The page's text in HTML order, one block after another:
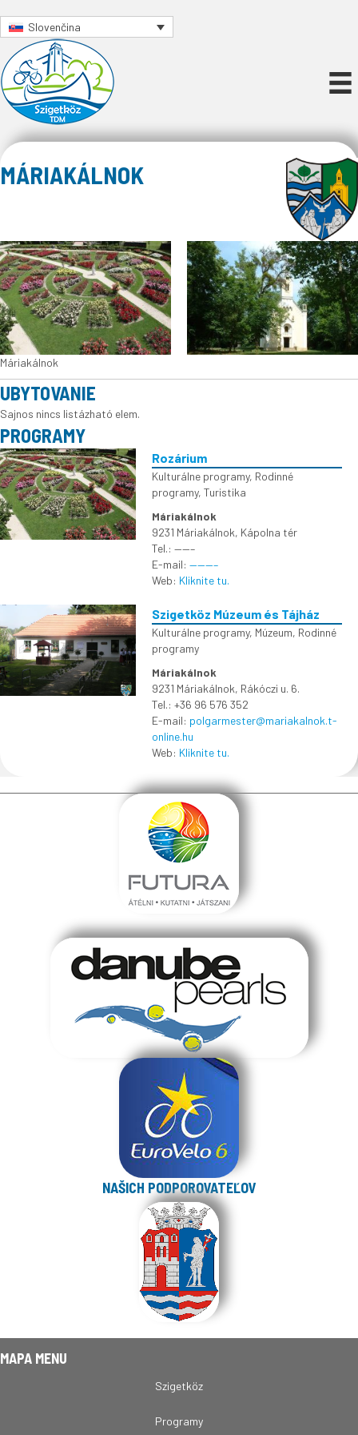
Slovenčina
MÁRIAKÁLNOK
Máriakálnok
UBYTOVANIE
Sajnos nincs listázható elem.
PROGRAMY
Rozárium
Kulturálne programy, Rodinné
programy, Turistika
Máriakálnok
9231 Máriakálnok, Kápolna tér
Tel.: ——–
E-mail: ———–
Web: Kliknite tu.
Szigetköz Múzeum és Tájház
Kulturálne programy, Múzeum, Rodinné
programy
Máriakálnok
9231 Máriakálnok, Rákóczi u. 6.
Tel.: +36 96 576 352
E-mail: polgarmester@mariakalnok.t-
online.hu
Web: Kliknite tu.
NAŠICH PODPOROVATEĽOV
MAPA MENU
Szigetköz
Programy